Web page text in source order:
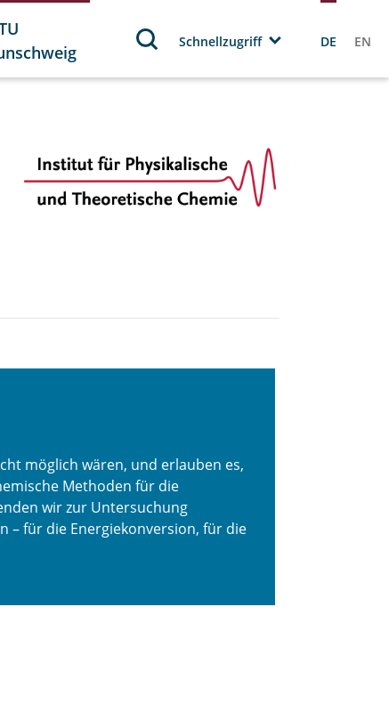
Schnellzugriff DE EN
möglich wären, und erlauben es,
Methoden für die
wir zur Untersuchung
– für die Energiekonversion, für die